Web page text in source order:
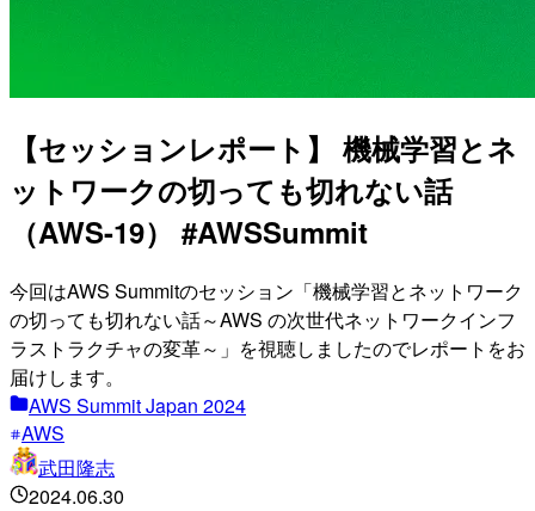
【セッションレポート】 機械学習とネ
ットワークの切っても切れない話
（AWS-19） #AWSSummit
今回はAWS Summitのセッション「機械学習とネットワーク
の切っても切れない話～AWS の次世代ネットワークインフ
ラストラクチャの変革～」を視聴しましたのでレポートをお
届けします。
AWS Summit Japan 2024
AWS
武田隆志
2024.06.30